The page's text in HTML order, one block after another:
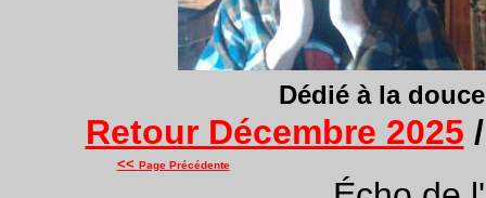
Dédié à la
Retour Décembre 2025
<< Page Précédente